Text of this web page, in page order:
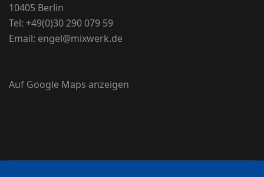
10405 Berlin
Tel: +49(0)30 290 079 59
Email: engel@mixwerk.de
Auf Google Maps anzeigen